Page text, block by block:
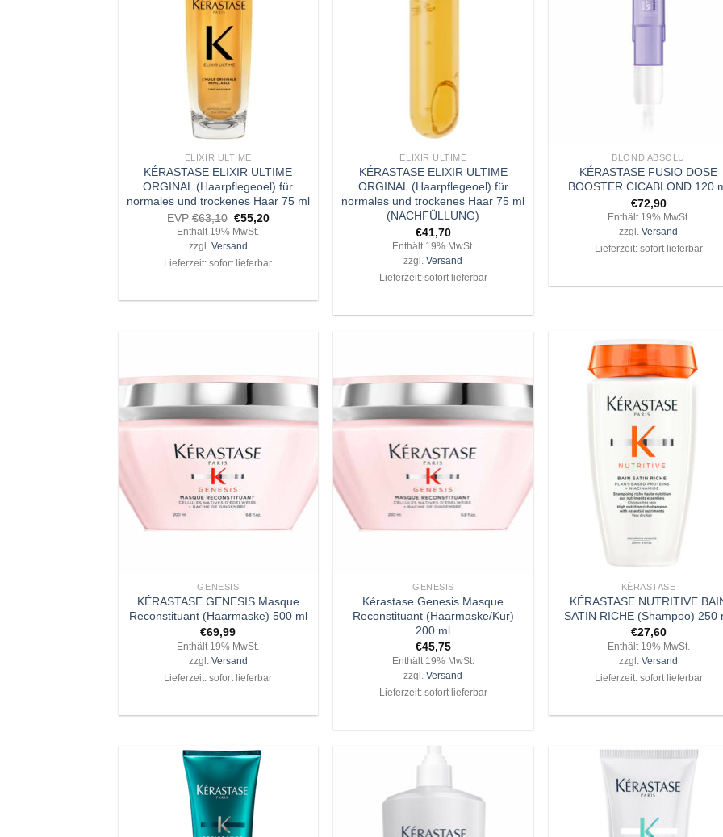
ELIXIR ULTIME
KÉRASTASE ELIXIR ULTIME
ORGINAL (Haarpflegeoel) für
normales und trockenes Haar 75 ml
EVP €63,10 Ursprünglicher
Preis
war:
€63,10
€55,20Aktueller
Enthält 19% MwSt.
zzgl. Versand
Lieferzeit: sofort lieferbar
ELIXIR ULTIME
KÉRASTASE ELIXIR ULTIME
ORGINAL (Haarpflegeoel) für
normales und trockenes Haar 75 ml
(NACHFÜLLUNG)
€41,70
Enthält 19% MwSt.
zzgl.Versand
Lieferzeit: sofort lieferbar
BLOND ABSOLU
KÉRASTASE FUSIO DOSE
BOOSTER CICABLOND 120
€72,90
Enthält 19% MwSt.
zzgl.Versand
Lieferzeit: sofort lieferbar
Wunschliste
GENESIS
KÉRASTASE GENESIS Masque
Reconstituant (Haarmaske) 500 ml
€69,99
Enthält 19% MwSt.
zzgl. Versand
Lieferzeit: sofort lieferbar
Wunschliste
GENESIS
Kérastase Genesis Masque
Reconstituant (Haarmaske/Kur)
200 ml
€45,75
Enthält 19% MwSt.
zzgl.Versand
Lieferzeit: sofort lieferbar
KÉRASTASE
KÉRASTASE NUTRITIVE
SATIN RICHE (Shampoo) 250
€27,60
Enthält 19% MwSt.
zzgl.Versand
Lieferzeit: sofort lieferbar
Wunschliste